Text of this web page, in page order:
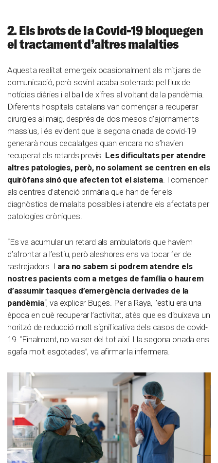
2. Els brots de la Covid-19 bloquegen
el tractament d’altres malalties
Aquesta realitat emergeix ocasionalment als mitjans de
comunicació, però sovint acaba soterrada pel flux de
notícies diàries i el ball de xifres al voltant de la pandèmia.
Diferents hospitals catalans van començar a recuperar
cirurgies al maig, després de dos mesos d’ajornaments
massius, i és evident que la segona onada de covid-19
generarà nous decalatges quan encara no s’havien
recuperat els retards previs. Les dificultats per atendre
altres patologies, però, no solament se centren en els
quiròfans sinó que afecten tot el sistema . I comencen
als centres d’atenció primària que han de fer els
diagnòstics de malalts possibles i atendre els afectats per
patologies cròniques.
“Es va acumular un retard als ambulatoris que havíem
d’afrontar a l’estiu, però aleshores ens va tocar fer de
rastrejadors. I ara no sabem si podrem atendre els
nostres pacients com a metges de família o haurem
d’assumir tasques d’emergència derivades de la
pandèmia“, va explicar Buges. Per a Raya, l’estiu era una
època en què recuperar l’activitat, atès que es dibuixava un
horitzó de reducció molt significativa dels casos de covid-
19. “Finalment, no va ser del tot així. I la segona onada ens
agafa molt esgotades”, va afirmar la infermera.